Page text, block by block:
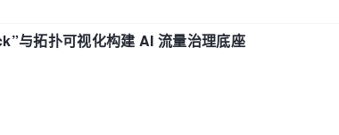
与拓扑可视化构建 AI 流量治理底座